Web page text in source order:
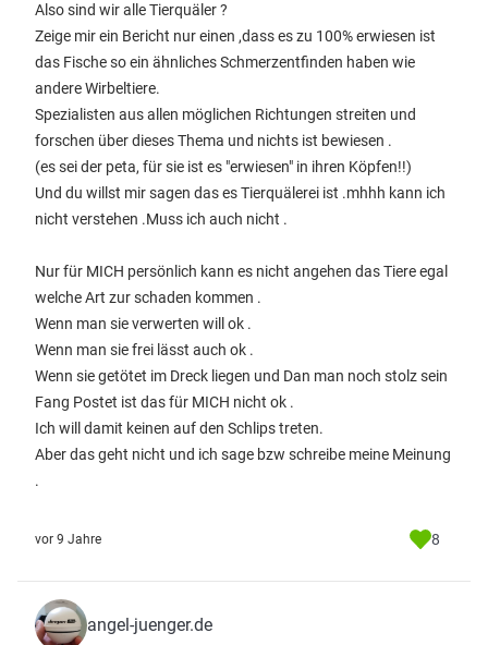
Also sind wir alle Tierquäler ?
Zeige mir ein Bericht nur einen ,dass es zu 100% erwiesen ist
das Fische so ein ähnliches Schmerzentfinden haben wie
andere Wirbeltiere.
Spezialisten aus allen möglichen Richtungen streiten und
forschen über dieses Thema und nichts ist bewiesen .
(es sei der peta, für sie ist es "erwiesen" in ihren Köpfen!!)
Und du willst mir sagen das es Tierquälerei ist .mhhh kann ich
nicht verstehen .Muss ich auch nicht .
Nur für MICH persönlich kann es nicht angehen das Tiere egal
welche Art zur schaden kommen .
Wenn man sie verwerten will ok .
Wenn man sie frei lässt auch ok .
Wenn sie getötet im Dreck liegen und Dan man noch stolz sein
Fang Postet ist das für MICH nicht ok .
Ich will damit keinen auf den Schlips treten.
Aber das geht nicht und ich sage bzw schreibe meine Meinung
.
vor 9 Jahre 8
angel-juenger.de